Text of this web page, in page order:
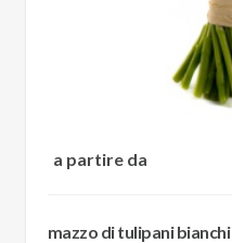
a partire da
mazzo di tulipani bianchi